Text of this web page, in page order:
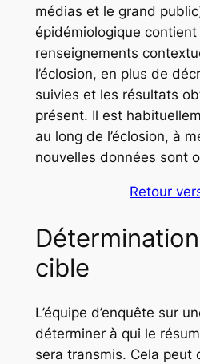
médias et le grand
épidémiologique contient
renseignements
l’éclosion, en plus de
suivies et les résultats
présent. Il est
au long de l’éclosion, à
nouvelles données sont
Retour
cible
L’équipe d’enquête sur
déterminer à qui le
sera transmis. Cela peut